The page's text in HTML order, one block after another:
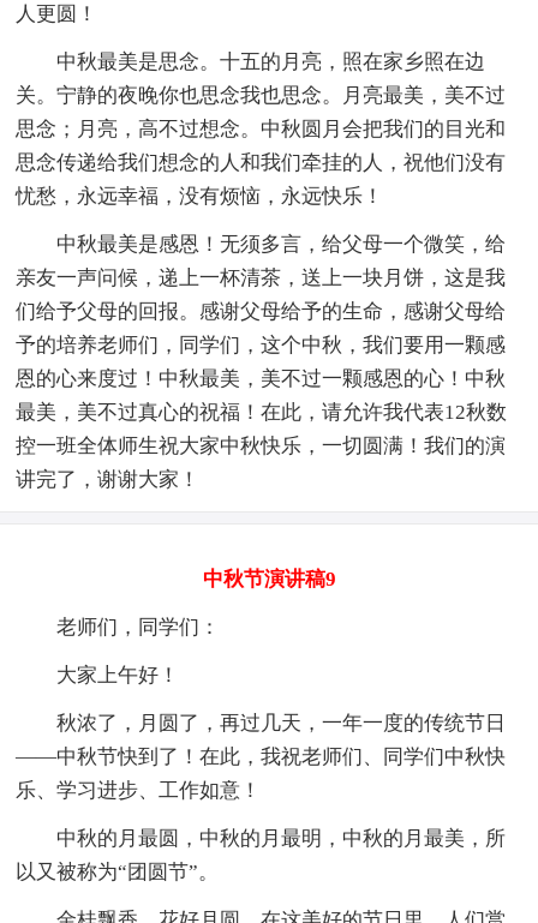
人更圆！
中秋最美是思念。十五的月亮，照在家乡照在边
关。宁静的夜晚你也思念我也思念。月亮最美，美不过
思念；月亮，高不过想念。中秋圆月会把我们的目光和
思念传递给我们想念的人和我们牵挂的人，祝他们没有
忧愁，永远幸福，没有烦恼，永远快乐！
中秋最美是感恩！无须多言，给父母一个微笑，给
亲友一声问候，递上一杯清茶，送上一块月饼，这是我
们给予父母的回报。感谢父母给予的生命，感谢父母给
予的培养老师们，同学们，这个中秋，我们要用一颗感
恩的心来度过！中秋最美，美不过一颗感恩的心！中秋
最美，美不过真心的祝福！在此，请允许我代表12秋数
控一班全体师生祝大家中秋快乐，一切圆满！我们的演
讲完了，谢谢大家！
中秋节演讲稿9
老师们，同学们：
大家上午好！
秋浓了，月圆了，再过几天，一年一度的传统节日
——中秋节快到了！在此，我祝老师们、同学们中秋快
乐、学习进步、工作如意！
中秋的月最圆，中秋的月最明，中秋的月最美，所
以又被称为“团圆节”。